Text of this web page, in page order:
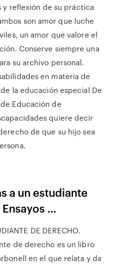
y reflexión de su práctica
son amor que luche
un amor que valore el
Conserve siempre una
su archivo personal.
en materia de
la educación especial De
Educación de
quiere decir
de que su hijo sea
a un estudiante
...
DE DERECHO.
de derecho es un libro
en el que relata y da